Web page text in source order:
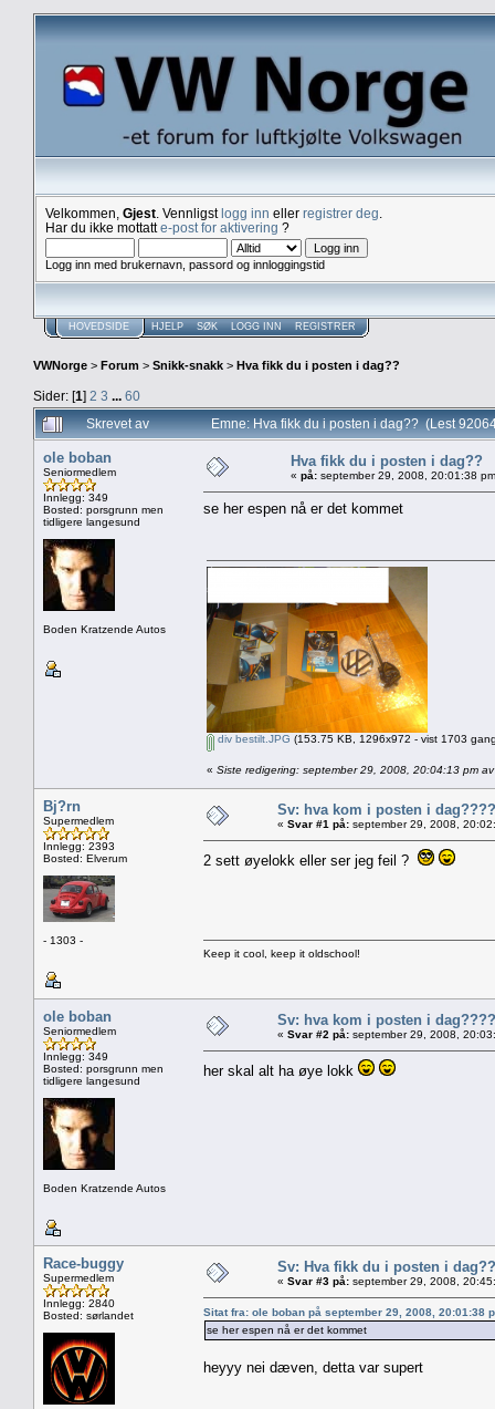
Velkommen, Gjest . Vennligstlogg inn eller registrer deg
Har du ikke mottatte-post for aktivering ?
Logg inn med brukernavn, passord og innloggingstid
HOVEDSIDE HJELP SØK LOGG INN REGISTRER
VWNorge > Forum > Snikk-snakk > Hva fikk du i posten i dag??
Sider: [1] 2 3 ... 60
Skrevet av
Emne: Hva fikk du i posten i dag?? (Lest
ole boban
Seniormedlem
Innlegg: 349
Bosted: porsgrunn men
tidligere langesund
Boden Kratzende Autos
Hva fikk du i posten i dag??
« på: september 29, 2008, 20:01:38
se her espen nå er det kommet
div bestilt.JPG (153.75 KB, 1296x972 - vist 1703
« Siste redigering: september 29, 2008, 20:04:13 pm
Bj?rn
Supermedlem
Innlegg: 2393
Bosted: Elverum
- 1303 -
Sv: hva kom i posten i dag????
« Svar #1 på: september 29, 2008,
2 sett øyelokk eller ser jeg feil ?
Keep it cool, keep it oldschool!
ole boban
Seniormedlem
Innlegg: 349
Bosted: porsgrunn men
tidligere langesund
Boden Kratzende Autos
Sv: hva kom i posten i dag????
« Svar #2 på: september 29, 2008,
her skal alt ha øye lokk
Race-buggy
Supermedlem
Innlegg: 2840
Bosted: sørlandet
Sv: Hva fikk du i posten i dag??
« Svar #3 på: september 29, 2008,
Sitat fra: ole boban på september 29, 2008, 20:01:38
se her espen nå er det kommet
heyyy nei dæven, detta var supert